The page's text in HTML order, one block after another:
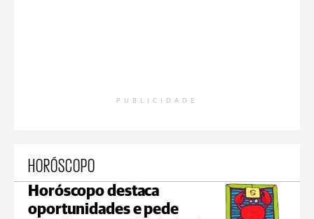
PUBLICIDADE
HORÓSCOPO
Horóscopo destaca
oportunidades e pede